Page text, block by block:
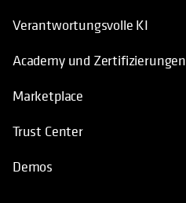
Verantwortungsvolle KI
Academy und Zertifizierungen
Marketplace
Trust Center
Demos